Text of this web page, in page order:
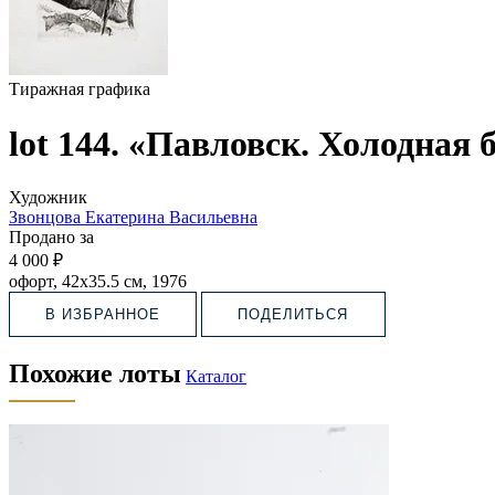
Тиражная графика
lot 144. «Павловск. Холодная
Художник
Звонцова Екатерина Васильевна
Продано за
4 000 ₽
офорт, 42х35.5 см, 1976
В ИЗБРАННОЕ ПОДЕЛИТЬСЯ
Похожие лоты Каталог